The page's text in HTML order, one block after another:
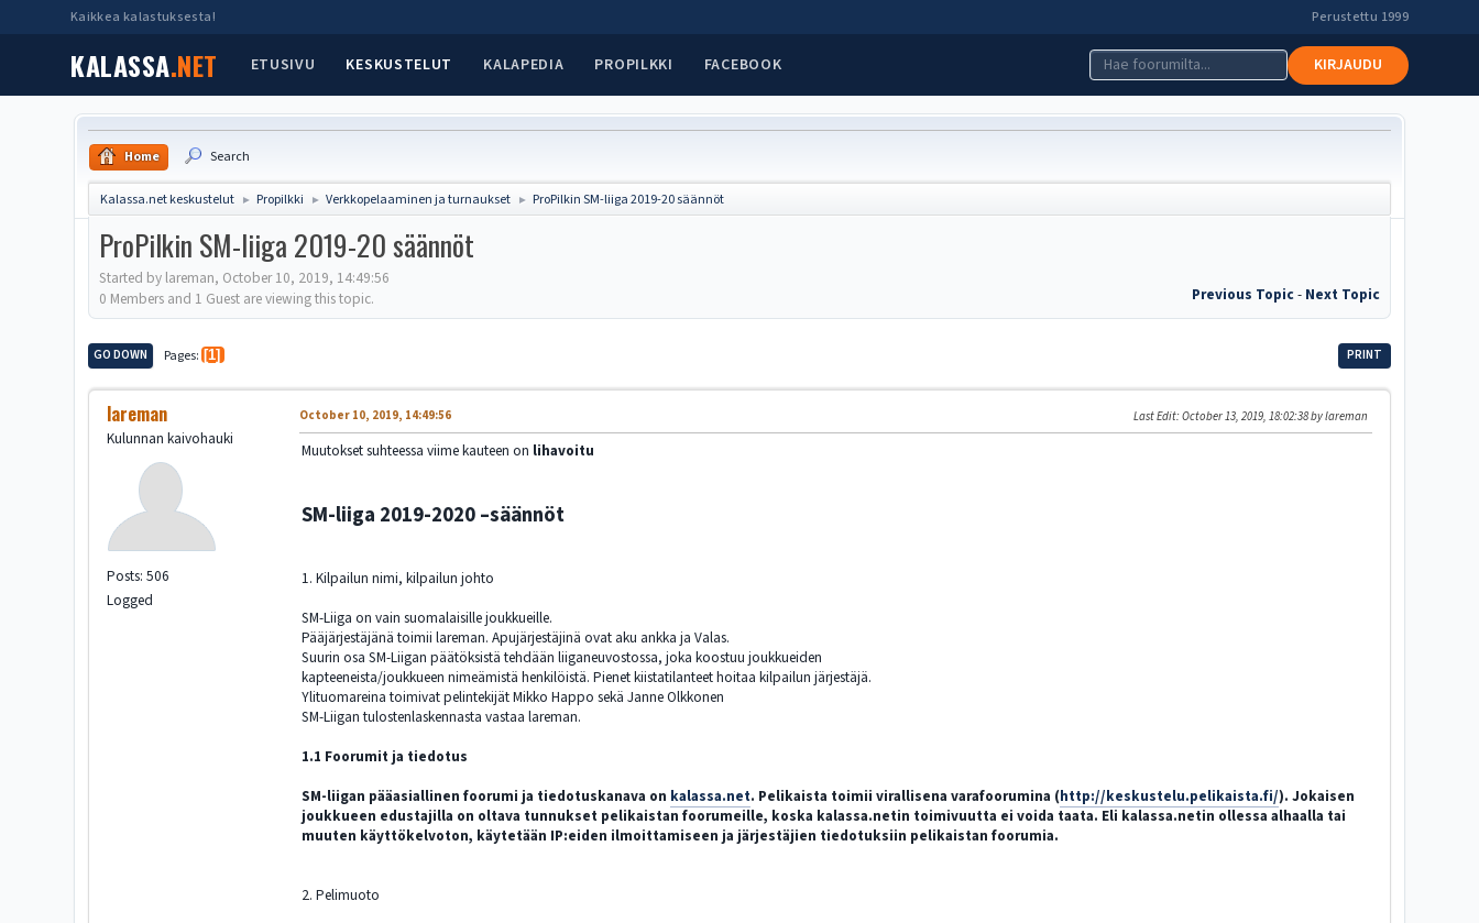
Kaikkea kalastuksesta! Perustettu 1999
KALASSA.NET ETUSIVU KESKUSTELUT KALAPEDIA PROPILKKI FACEBOOK KIRJAUDU
Home Search
Kalassa.net keskustelut ► Propilkki ► Verkkopelaaminen ja turnaukset ► ProPilkin SM-liiga 2019-20 säännöt
ProPilkin SM-liiga 2019-20 säännöt
Started by lareman, October 10, 2019, 14:49:56
Previous Topic- Next Topic
0 Members and 1 Guest are viewing this topic.
PRINT
GO DOWN Pages 1
lareman
Kulunnan kaivohauki
Posts: 506
Logged
October 10, 2019, 14:49:56 Last Edit: October 13, 2019, 18:02:38 by lareman
Muutokset suhteessa viime kauteen on lihavoitu
SM-liiga 2019-2020 –säännöt
1. Kilpailun nimi, kilpailun johto
SM-Liiga on vain suomalaisille joukkueille.
Pääjärjestäjänä toimii lareman. Apujärjestäjinä ovat aku ankka ja Valas.
Suurin osa SM-Liigan päätöksistä tehdään liiganeuvostossa, joka koostuu joukkueiden
kapteeneista/joukkueen nimeämistä henkilöistä. Pienet kiistatilanteet hoitaa kilpailun järjestäjä.
Ylituomareina toimivat pelintekijät Mikko Happo sekä Janne Olkkonen
SM-Liigan tulostenlaskennasta vastaa lareman.
1.1 Foorumit ja tiedotus
SM-liigan pääasiallinen foorumi ja tiedotuskanava on kalassa.net. Pelikaista toimii virallisena varafoorumina (http://keskustelu.pelikaista.fi/). Jokaisen
joukkueen edustajilla on oltava tunnukset pelikaistan foorumeille, koska kalassa.netin toimivuutta ei voida taata. Eli kalassa.netin ollessa alhaalla tai
muuten käyttökelvoton, käytetään IP:eiden ilmoittamiseen ja järjestäjien tiedotuksiin pelikaistan foorumia.
2. Pelimuoto